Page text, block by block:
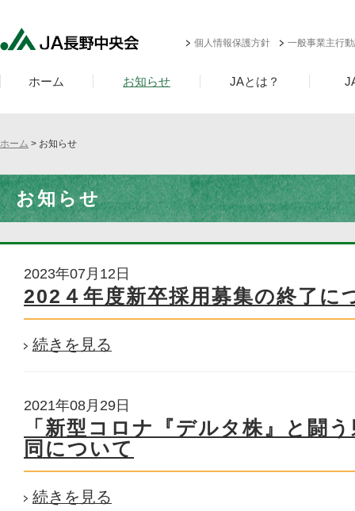
個人情報保護方針 一般事業主行
ホーム お知らせ JAとは？
ホーム > お知らせ
お知らせ
2023年07月12日
202４年度新卒採用募集の終了に
続きを見る
2021年08月29日
「新型コロナ『デルタ株』と闘
同について
続きを見る